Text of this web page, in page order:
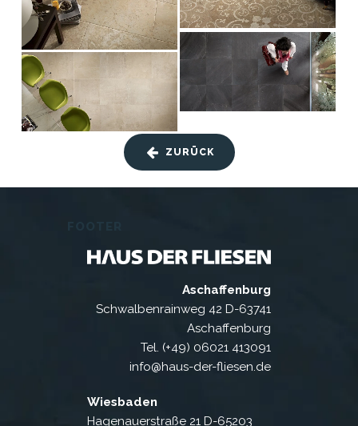
ZURÜCK
Aschaffenburg
Schwalbenrainweg 42 D-63741
Aschaffenburg
Tel. (+49) 06021 413091
info@haus-der-fliesen.de
Wiesbaden
Hagenauerstraße 21 D-65203